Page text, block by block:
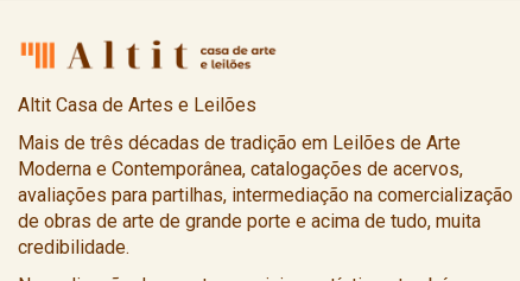
Altit Casa de Artes e Leilões
Mais de três décadas de tradição em Leilões de Arte
Moderna e Contemporânea, catalogações de acervos,
avaliações para partilhas, intermediação na comercialização
de obras de arte de grande porte e acima de tudo, muita
credibilidade.